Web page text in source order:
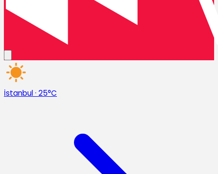
İstanbul· 25°C